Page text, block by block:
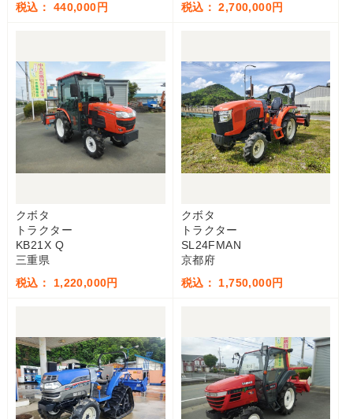
税込： 440,000円
税込： 2,700,000円
クボタ
トラクター
KB21X Q
三重県
税込： 1,220,000円
クボタ
トラクター
SL24FMAN
京都府
税込： 1,750,000円